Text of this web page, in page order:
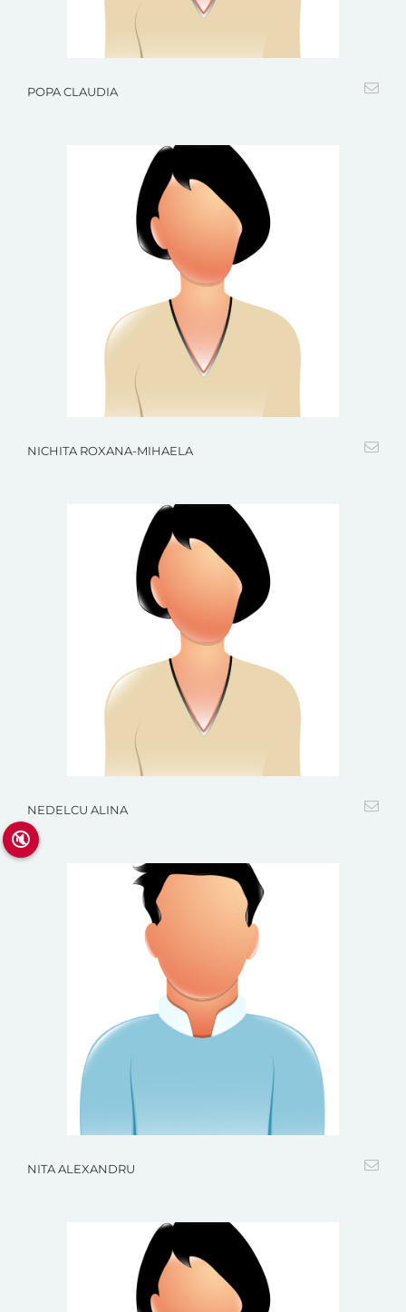
POPA CLAUDIA
NICHITA ROXANA-MIHAELA
NEDELCU ALINA
NITA ALEXANDRU
🔇